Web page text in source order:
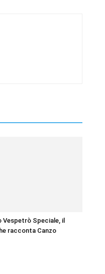
Vespetrò Speciale, il
racconta Canzo